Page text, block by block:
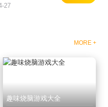
27
MORE +
趣味烧脑游戏大全